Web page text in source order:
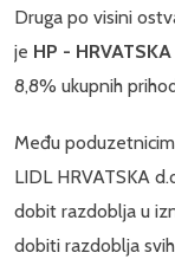
Druga po visini
je HP -
8,8% ukupnih
Među
LIDL HRVATSKA
dobit razdoblja u
dobiti razdoblja